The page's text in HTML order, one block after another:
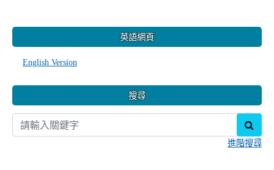
英語網頁
English Version
搜尋
進階搜尋